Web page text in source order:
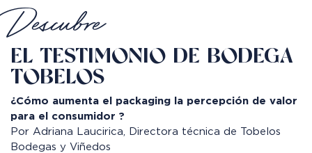
Descubre
EL TESTIMONIO DE BODEGA
TOBELOS
¿Cómo aumenta el packaging la percepción de valor
para el consumidor ?
Por Adriana Laucirica, Directora técnica de Tobelos
Bodegas y Viñedos